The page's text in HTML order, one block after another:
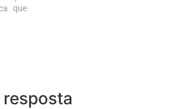
que
resposta